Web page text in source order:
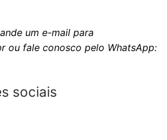
um e-mail para
ou fale conosco pelo WhatsApp:
sociais